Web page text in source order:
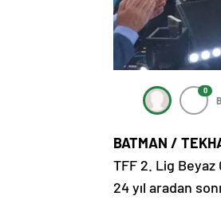
0
BATMAN /
TFF 2. Lig
24 yıl aradan